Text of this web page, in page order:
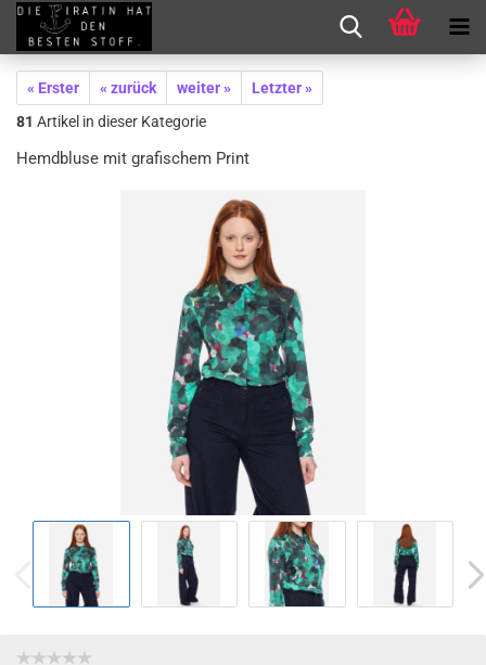
« Erster « zurück weiter »
Letzter »
81 Artikel in dieser Kategorie
Hemdbluse mit grafischem Print